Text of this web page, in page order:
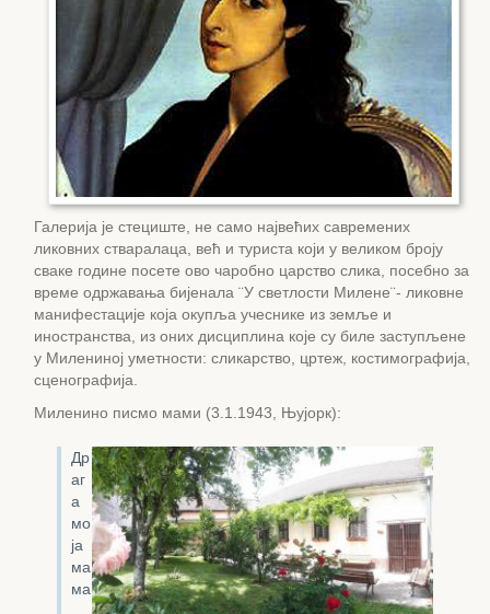
Галерија је стециште, не само највећих савремених
ликовних стваралаца, већ и туриста који у великом броју
сваке године посете ово чаробно царство слика, посебно за
време одржавања бијенала ¨У светлости Милене¨- ликовне
манифестације која окупља учеснике из земље и
иностранства, из оних дисциплина које су биле заступљене
у Милениној уметности: сликарство, цртеж, костимографија,
сценографија.
Миленино писмо мами (3.1.1943, Њујорк):
Др
аг
а
мо
ја
ма
ма